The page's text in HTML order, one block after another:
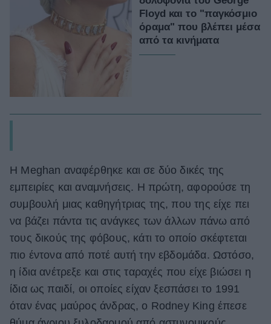
Floyd και το "παγκόσμιο
όραμα" που βλέπει μέσα
από τα κινήματα
Η Meghan αναφέρθηκε και σε δύο δικές της
εμπειρίες και αναμνήσεις. Η πρώτη, αφορούσε τη
συμβουλή μιας καθηγήτριας της, που της είχε πει
να βάζει πάντα τις ανάγκες των άλλων πάνω από
τους δικούς της φόβους, κάτι το οποίο σκέφτεται
πιο έντονα από ποτέ αυτή την εβδομάδα. Ωστόσο,
η ίδια ανέτρεξε και στις ταραχές που είχε βιώσει η
ίδια ως παιδί, οι οποίες είχαν ξεσπάσει το 1991
όταν ένας μαύρος άνδρας, o Rodney King έπεσε